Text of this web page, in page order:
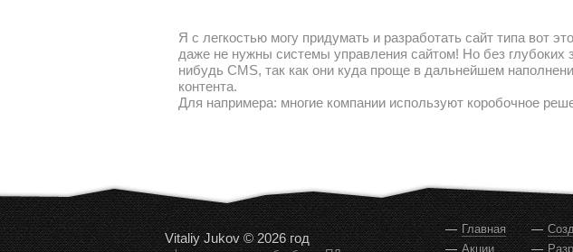
Я с легкостью могу придумать и разработать сайт типа вот
даже не нужны системы управления сайтом! Но без глубоких
нибудь CMS, так как они куда проще в дальнейшем
контента.
Для напримера: многие компании используют коробочное
Vitaliy Jukov © 2026 год
Главная
Акции